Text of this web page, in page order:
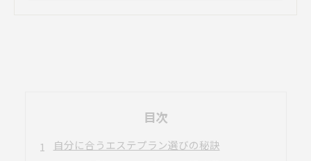
目次
自分に合うエステプラン選びの秘訣